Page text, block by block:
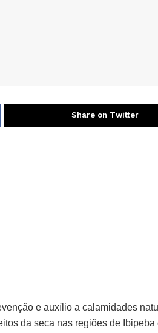
Share on Twitter
e auxílio a calamidades
da seca nas regiões de Ibipeba